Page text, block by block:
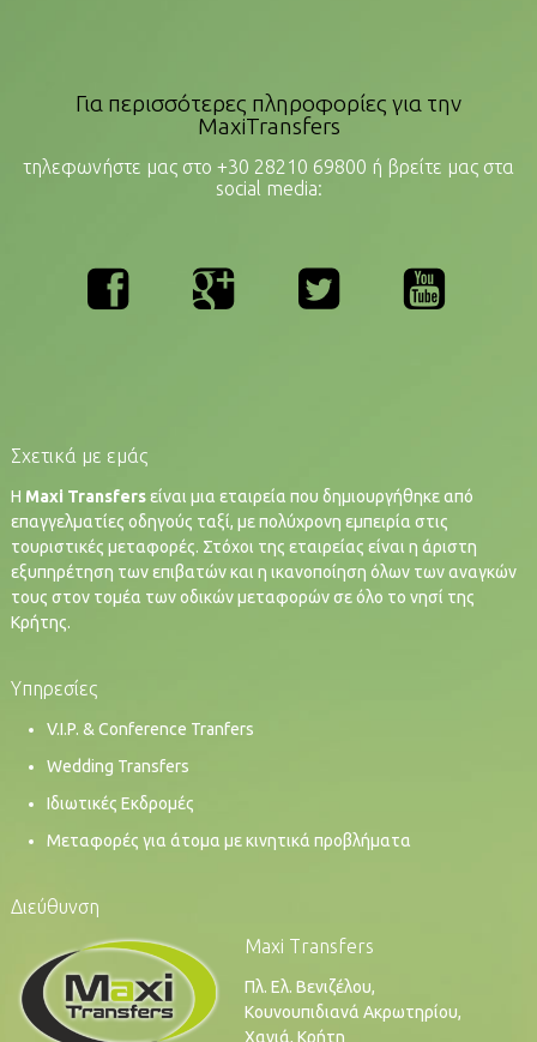
Για περισσότερες πληροφορίες για την
MaxiTransfers
τηλεφωνήστε μας στο +30 28210 69800 ή βρείτε μας στα
social media:
Σχετικά με εμάς
Η Maxi Transfersείναι μια εταιρεία που δημιουργήθηκε από
επαγγελματίες οδηγούς ταξί, με πολύχρονη εμπειρία στις
τουριστικές μεταφορές. Στόχοι της εταιρείας είναι η άριστη
εξυπηρέτηση των επιβατών και η ικανοποίηση όλων των αναγκών
τους στον τομέα των οδικών μεταφορών σε όλο το νησί της
Κρήτης.
Υπηρεσίες
V.I.P. & Conference Tranfers
Wedding Transfers
Ιδιωτικές Εκδρομές
Μεταφορές για άτομα με κινητικά προβλήματα
Διεύθυνση
Maxi Transfers
Πλ. Ελ. Βενιζέλου,
Κουνουπιδιανά Ακρωτηρίου,
Χανιά, Κρήτη